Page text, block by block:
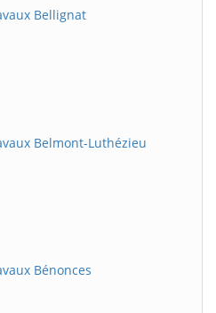
Bellignat
Belmont-Luthézieu
Bénonces